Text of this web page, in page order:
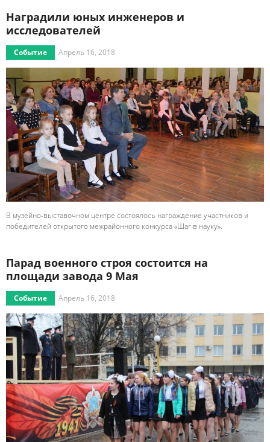
Наградили юных инженеров и
исследователей
Событие Апрель 16, 2018
В музейно-выставочном центре состоялось награждение участников и
победителей открытого межрайонного конкурса «Шаг в науку».
Парад военного строя состоится на
площади завода 9 Мая
Событие Апрель 16, 2018